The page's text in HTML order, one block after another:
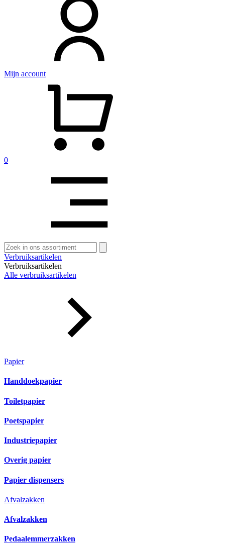
Mijn account
0
Zoeken
naar:
Verbruiksartikelen
Verbruiksartikelen
Alle verbruiksartikelen
Papier
Handdoekpapier
Toiletpapier
Poetspapier
Industriepapier
Overig papier
Papier dispensers
Afvalzakken
Afvalzakken
Pedaalemmerzakken